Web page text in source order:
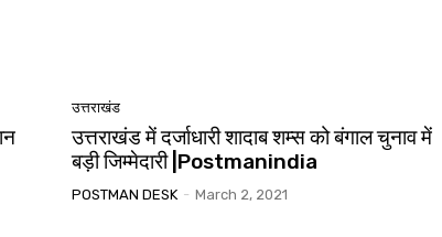
उत्तराखंड
उत्तराखंड में दर्जाधारी शादाब शम्स को बंगाल चुनाव में
बड़ी जिम्मेदारी |Postmanindia
POSTMAN DESK - March 2, 2021